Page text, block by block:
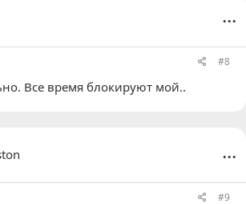
...
#8
Все время блокируют мой..
...
#9